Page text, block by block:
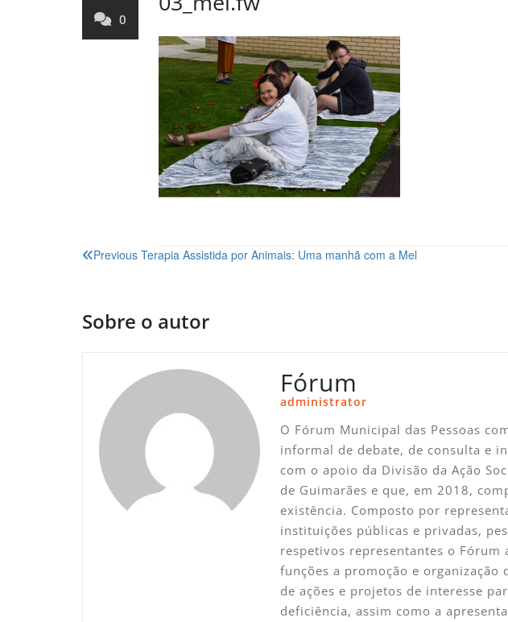
0
Navegação
artigos
Previous Terapia Assistida por Animais: Uma manhã com a Mel
Sobre o autor
Fórum
administrator
O Fórum Municipal das Pessoas
informal de debate, de consulta e
com o apoio da Divisão da Ação
de Guimarães e que, em 2018,
existência. Composto por
instituições públicas e privadas,
respetivos representantes o Fórum
funções a promoção e organização
de ações e projetos de interesse
deficiência, assim como a